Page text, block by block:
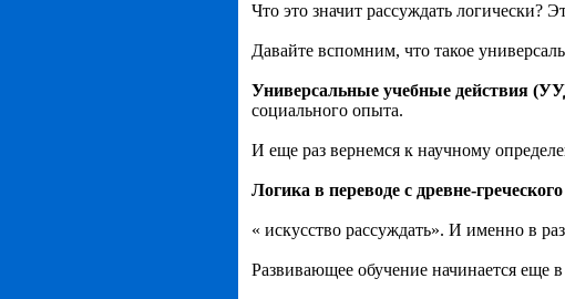
Что это значит рассуждать логически?
Давайте вспомним, что такое
Универсальные учебные действия
социального опыта.
И еще раз вернемся к научному
Логика в переводе с древне-греческого
« искусство рассуждать». И именно в
Развивающее обучение начинается еще